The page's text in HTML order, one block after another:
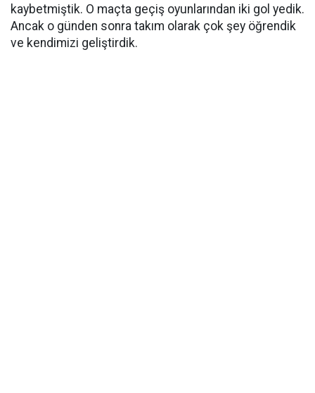
kaybetmiştik. O maçta geçiş oyunlarından iki gol yedik.
Ancak o günden sonra takım olarak çok şey öğrendik
ve kendimizi geliştirdik.